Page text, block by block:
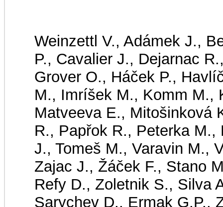
Weinzettl V., Adámek J.,
P., Cavalier J., Dejarnac
Grover O., Háček P.,
M., Imríšek M., Komm M.,
Matveeva E., Mitošinková
R., Papřok R., Peterka
J., Tomeš M., Varavin M.,
Zajac J., Žáček F., Stano
Refy D., Zoletnik S., Silva
Sarychev D., Ermak G.P.,